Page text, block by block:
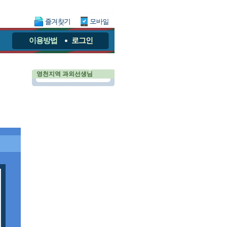
이용방법 로그인
영천지역 과외선생님